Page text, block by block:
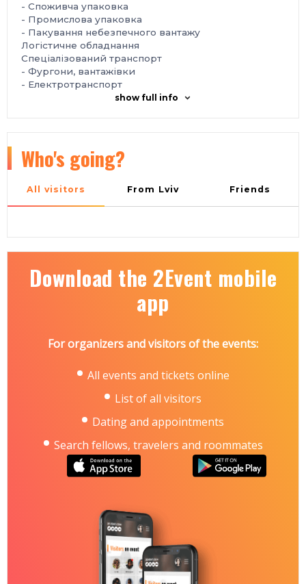
- Cпоживча упаковка
- Промислова упаковка
- Пакування небезпечного вантажу
Логістичне обладнання
Спеціалізований транспорт
- Фургони, вантажівки
- Електротранспорт
Автоматизація, поштомати та термінали
самообслуговування
Програмне забезпечення, управління логістикою,
Інтернет речей (IoT)
Україна, м. Київ, Міжнародний виставковий центр,
e-mail: plast@iec-expo.com.ua
2026/post-2026.html
show full info
Who's going?
All visitors From Lviv Friends
Download the 2Event mobile
app
For organizers and visitors of the events:
All events and tickets online
List of all visitors
Dating and appointments
Search fellows, travelers and roommates